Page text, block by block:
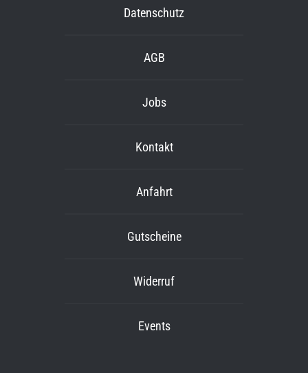
Datenschutz
AGB
Jobs
Kontakt
Anfahrt
Gutscheine
Widerruf
Events